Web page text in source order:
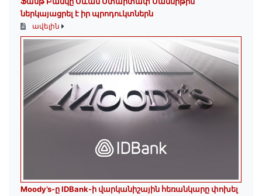
ներկայացրել է իր պրոդուկտներն
ավելին
Moody’s-ը IDBank-ի վարկանիշային հեռանկարը փոխել